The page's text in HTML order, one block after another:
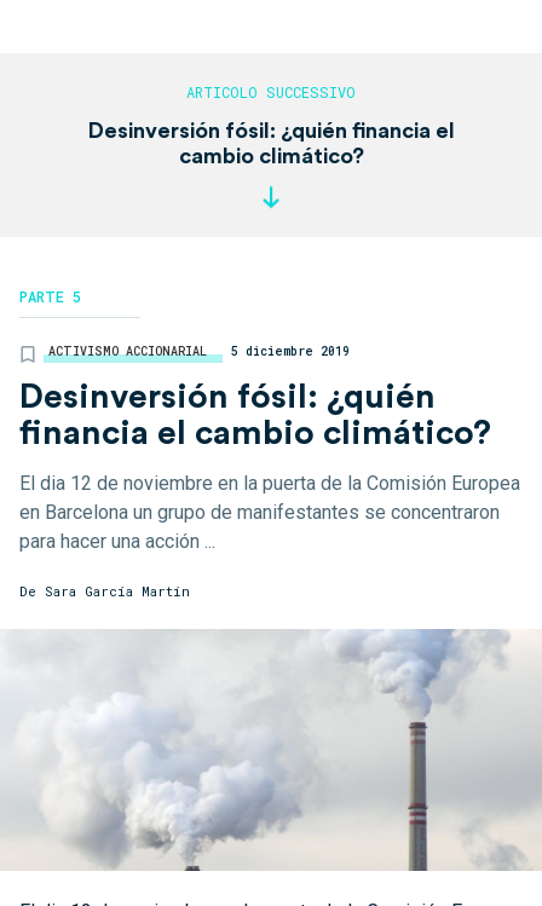
Desinversión fósil: ¿quién financia el
cambio climático?
PARTE 5
ACTIVISMO ACCIONARIAL 5 diciembre 2019
Desinversión fósil: ¿quién
financia el cambio climático?
El dia 12 de noviembre en la puerta de la Comisión Europea
en Barcelona un grupo de manifestantes se concentraron
para hacer una acción ...
De Sara García Martín